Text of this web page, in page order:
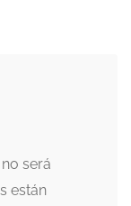
será
están